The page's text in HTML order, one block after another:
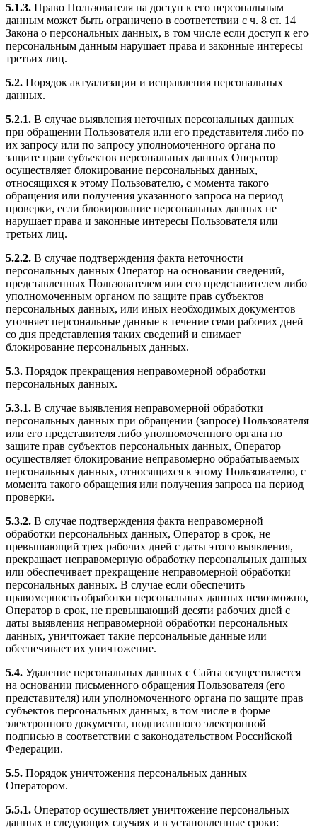
5.1.3. Право Пользователя на доступ к его персональным
данным может быть ограничено в соответствии с ч. 8 ст. 14
Закона о персональных данных, в том числе если доступ к его
персональным данным нарушает права и законные интересы
третьих лиц.
5.2. Порядок актуализации и исправления персональных
данных.
5.2.1. В случае выявления неточных персональных данных
при обращении Пользователя или его представителя либо по
их запросу или по запросу уполномоченного органа по
защите прав субъектов персональных данных Оператор
осуществляет блокирование персональных данных,
относящихся к этому Пользователю, с момента такого
обращения или получения указанного запроса на период
проверки, если блокирование персональных данных не
нарушает права и законные интересы Пользователя или
третьих лиц.
5.2.2. В случае подтверждения факта неточности
персональных данных Оператор на основании сведений,
представленных Пользователем или его представителем либо
уполномоченным органом по защите прав субъектов
персональных данных, или иных необходимых документов
уточняет персональные данные в течение семи рабочих дней
со дня представления таких сведений и снимает
блокирование персональных данных.
5.3. Порядок прекращения неправомерной обработки
персональных данных.
5.3.1. В случае выявления неправомерной обработки
персональных данных при обращении (запросе) Пользователя
или его представителя либо уполномоченного органа по
защите прав субъектов персональных данных, Оператор
осуществляет блокирование неправомерно обрабатываемых
персональных данных, относящихся к этому Пользователю, с
момента такого обращения или получения запроса на период
проверки.
5.3.2. В случае подтверждения факта неправомерной
обработки персональных данных, Оператор в срок, не
превышающий трех рабочих дней с даты этого выявления,
прекращает неправомерную обработку персональных данных
или обеспечивает прекращение неправомерной обработки
персональных данных. В случае если обеспечить
правомерность обработки персональных данных невозможно,
Оператор в срок, не превышающий десяти рабочих дней с
даты выявления неправомерной обработки персональных
данных, уничтожает такие персональные данные или
обеспечивает их уничтожение.
5.4. Удаление персональных данных с Сайта осуществляется
на основании письменного обращения Пользователя (его
представителя) или уполномоченного органа по защите прав
субъектов персональных данных, в том числе в форме
электронного документа, подписанного электронной
подписью в соответствии с законодательством Российской
Федерации.
5.5. Порядок уничтожения персональных данных
Оператором.
5.5.1. Оператор осуществляет уничтожение персональных
данных в следующих случаях и в установленные сроки: